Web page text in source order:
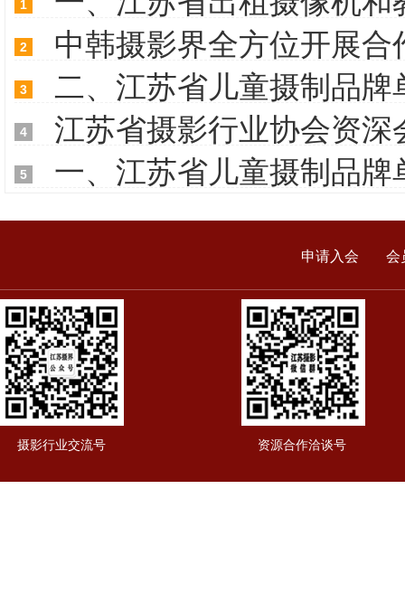
1
2 中韩摄影界全方位开展合
3 二、江苏省儿童摄制品
4 江苏省摄影行业协会资
5 一、江苏省儿童摄制品牌
申请入会 会
摄影行业交流号 资源合作洽谈号